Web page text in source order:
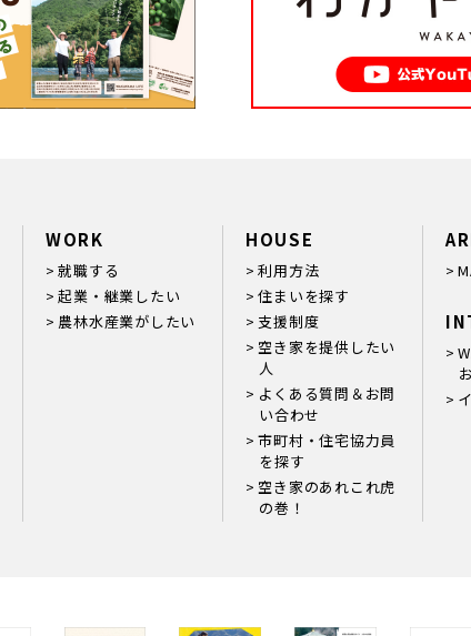
WORK
就職する
起業・継業したい
農林水産業がしたい
HOUSE
利用方法
住まいを探す
支援制度
空き家を提供したい
人
よくある質問＆お問
い合わせ
市町村・住宅協力員
を探す
空き家のあれこれ虎
の巻！